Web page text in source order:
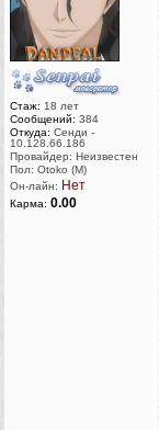
Стаж: 18 лет
Сообщений: 384
Откуда: Сенди -
10.128.66.186
Провайдер: Неизвестен
Пол: Otoko (M)
Он-лайн: Нет
Карма: 0.00